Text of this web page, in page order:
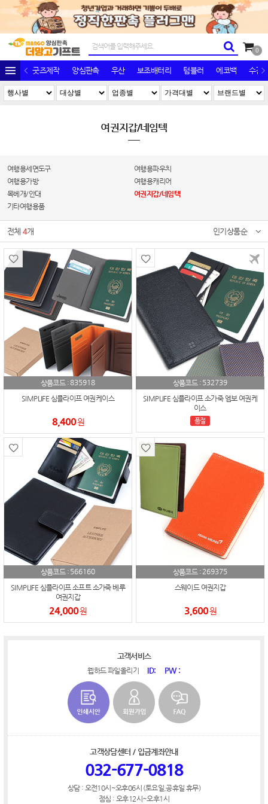
0
굿즈제작 양심판촉 우산 보조배터리 텀블러 에코백 수건/
여권지갑/네임텍
여행용세면도구
여행용파우치
여행용가방
여행용캐리어
목베개/안대
여권지갑/네임텍
기타여행용품
전체4개 인기상품순
상품코드 :835918
SIMPLIFE 심플라이프 여권케이스
8,400원
상품코드 : 532739
SIMPLIFE 심플라이프 소가죽 엠보 여권케
이스
품절
상품코드 : 566160
SIMPLIFE 심플라이프 소프트 소가죽 베루
여권지갑
24,000원
상품코드 :269375
스웨이드 여권지갑
3,600원
고객서비스
웹하드 파일올리기 ID: PW :
고객상담센터 / 입금계좌안내
032-677-0818
상담 : 오전10시~오후06시 (토요일,공휴일 휴무)
점심 : 오후12시~오후1시